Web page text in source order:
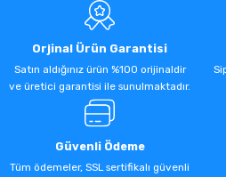
Orjinal Ürün Garantisi
Satın aldığınız ürün %100 orijinaldir
ve üretici garantisi ile sunulmaktadır.
Güvenli Ödeme
Tüm ödemeler, SSL sertifikalı güvenli